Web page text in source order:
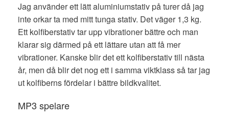
Jag använder ett lätt aluminiumstativ på turer då jag
inte orkar ta med mitt tunga stativ. Det väger 1,3 kg.
Ett kolfiberstativ tar upp vibrationer bättre och man
klarar sig därmed på ett lättare utan att få mer
vibrationer. Kanske blir det ett kolfiberstativ till nästa
år, men då blir det nog ett i samma viktklass så tar jag
ut kolfiberns fördelar i bättre bildkvalitet.
MP3 spelare